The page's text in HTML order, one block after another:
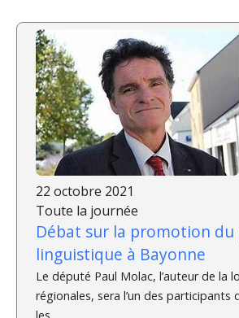
22 octobre 2021
Toute la journée
Débat sur la promotion
linguistique à Bayonne
Le député Paul Molac, l’auteur de la
régionales, sera l’un des participants